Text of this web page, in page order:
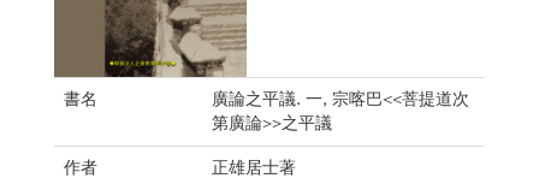
書名
廣論之平議. 一, 宗喀巴<<菩提道次
第廣論>>之平議
作者 正雄居士著